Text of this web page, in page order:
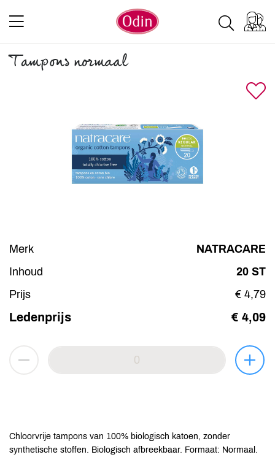
Tampons normaal
Merk
NATRACARE
Inhoud
20 ST
Prijs
€ 4,79
Ledenprijs € 4,09
Chloorvrije tampons van 100% biologisch katoen, zonder
synthetische stoffen. Biologisch afbreekbaar. Formaat: Normaal.